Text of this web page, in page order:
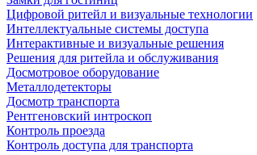
Цифровой ритейл и визуальные технологии
Интеллектуальные системы доступа
Интерактивные и визуальные решения
Решения для ритейла и обслуживания
Досмотровое оборудование
Металлодетекторы
Досмотр транспорта
Рентгеновский интроскоп
Контроль проезда
Контроль доступа для транспорта